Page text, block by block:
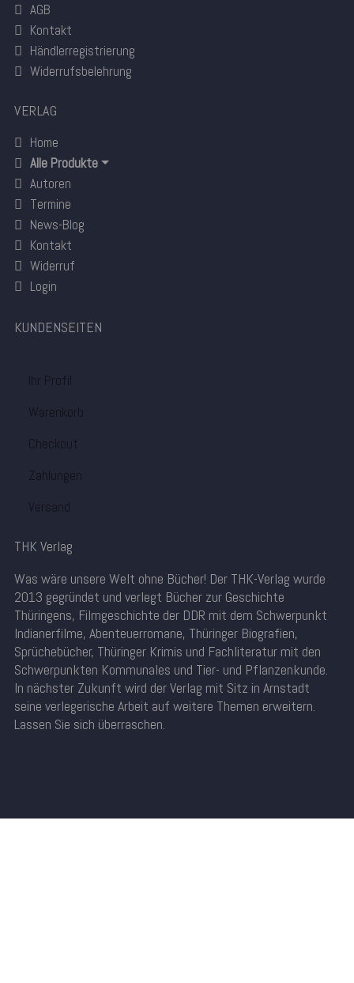
AGB
Kontakt
Händlerregistrierung
Widerrufsbelehrung
VERLAG
Home
Alle Produkte
Autoren
Termine
News-Blog
Kontakt
Widerruf
Login
KUNDENSEITEN
Ihr Profil
Warenkorb
Checkout
Zahlungen
Versand
THK Verlag
Was wäre unsere Welt ohne Bücher! Der THK-Verlag wurde
2013 gegründet und verlegt Bücher zur Geschichte
Thüringens, Filmgeschichte der DDR mit dem Schwerpunkt
Indianerfilme, Abenteuerromane, Thüringer Biografien,
Sprüchebücher, Thüringer Krimis und Fachliteratur mit den
Schwerpunkten Kommunales und Tier- und Pflanzenkunde.
In nächster Zukunft wird der Verlag mit Sitz in Arnstadt
seine verlegerische Arbeit auf weitere Themen erweitern.
Lassen Sie sich überraschen.